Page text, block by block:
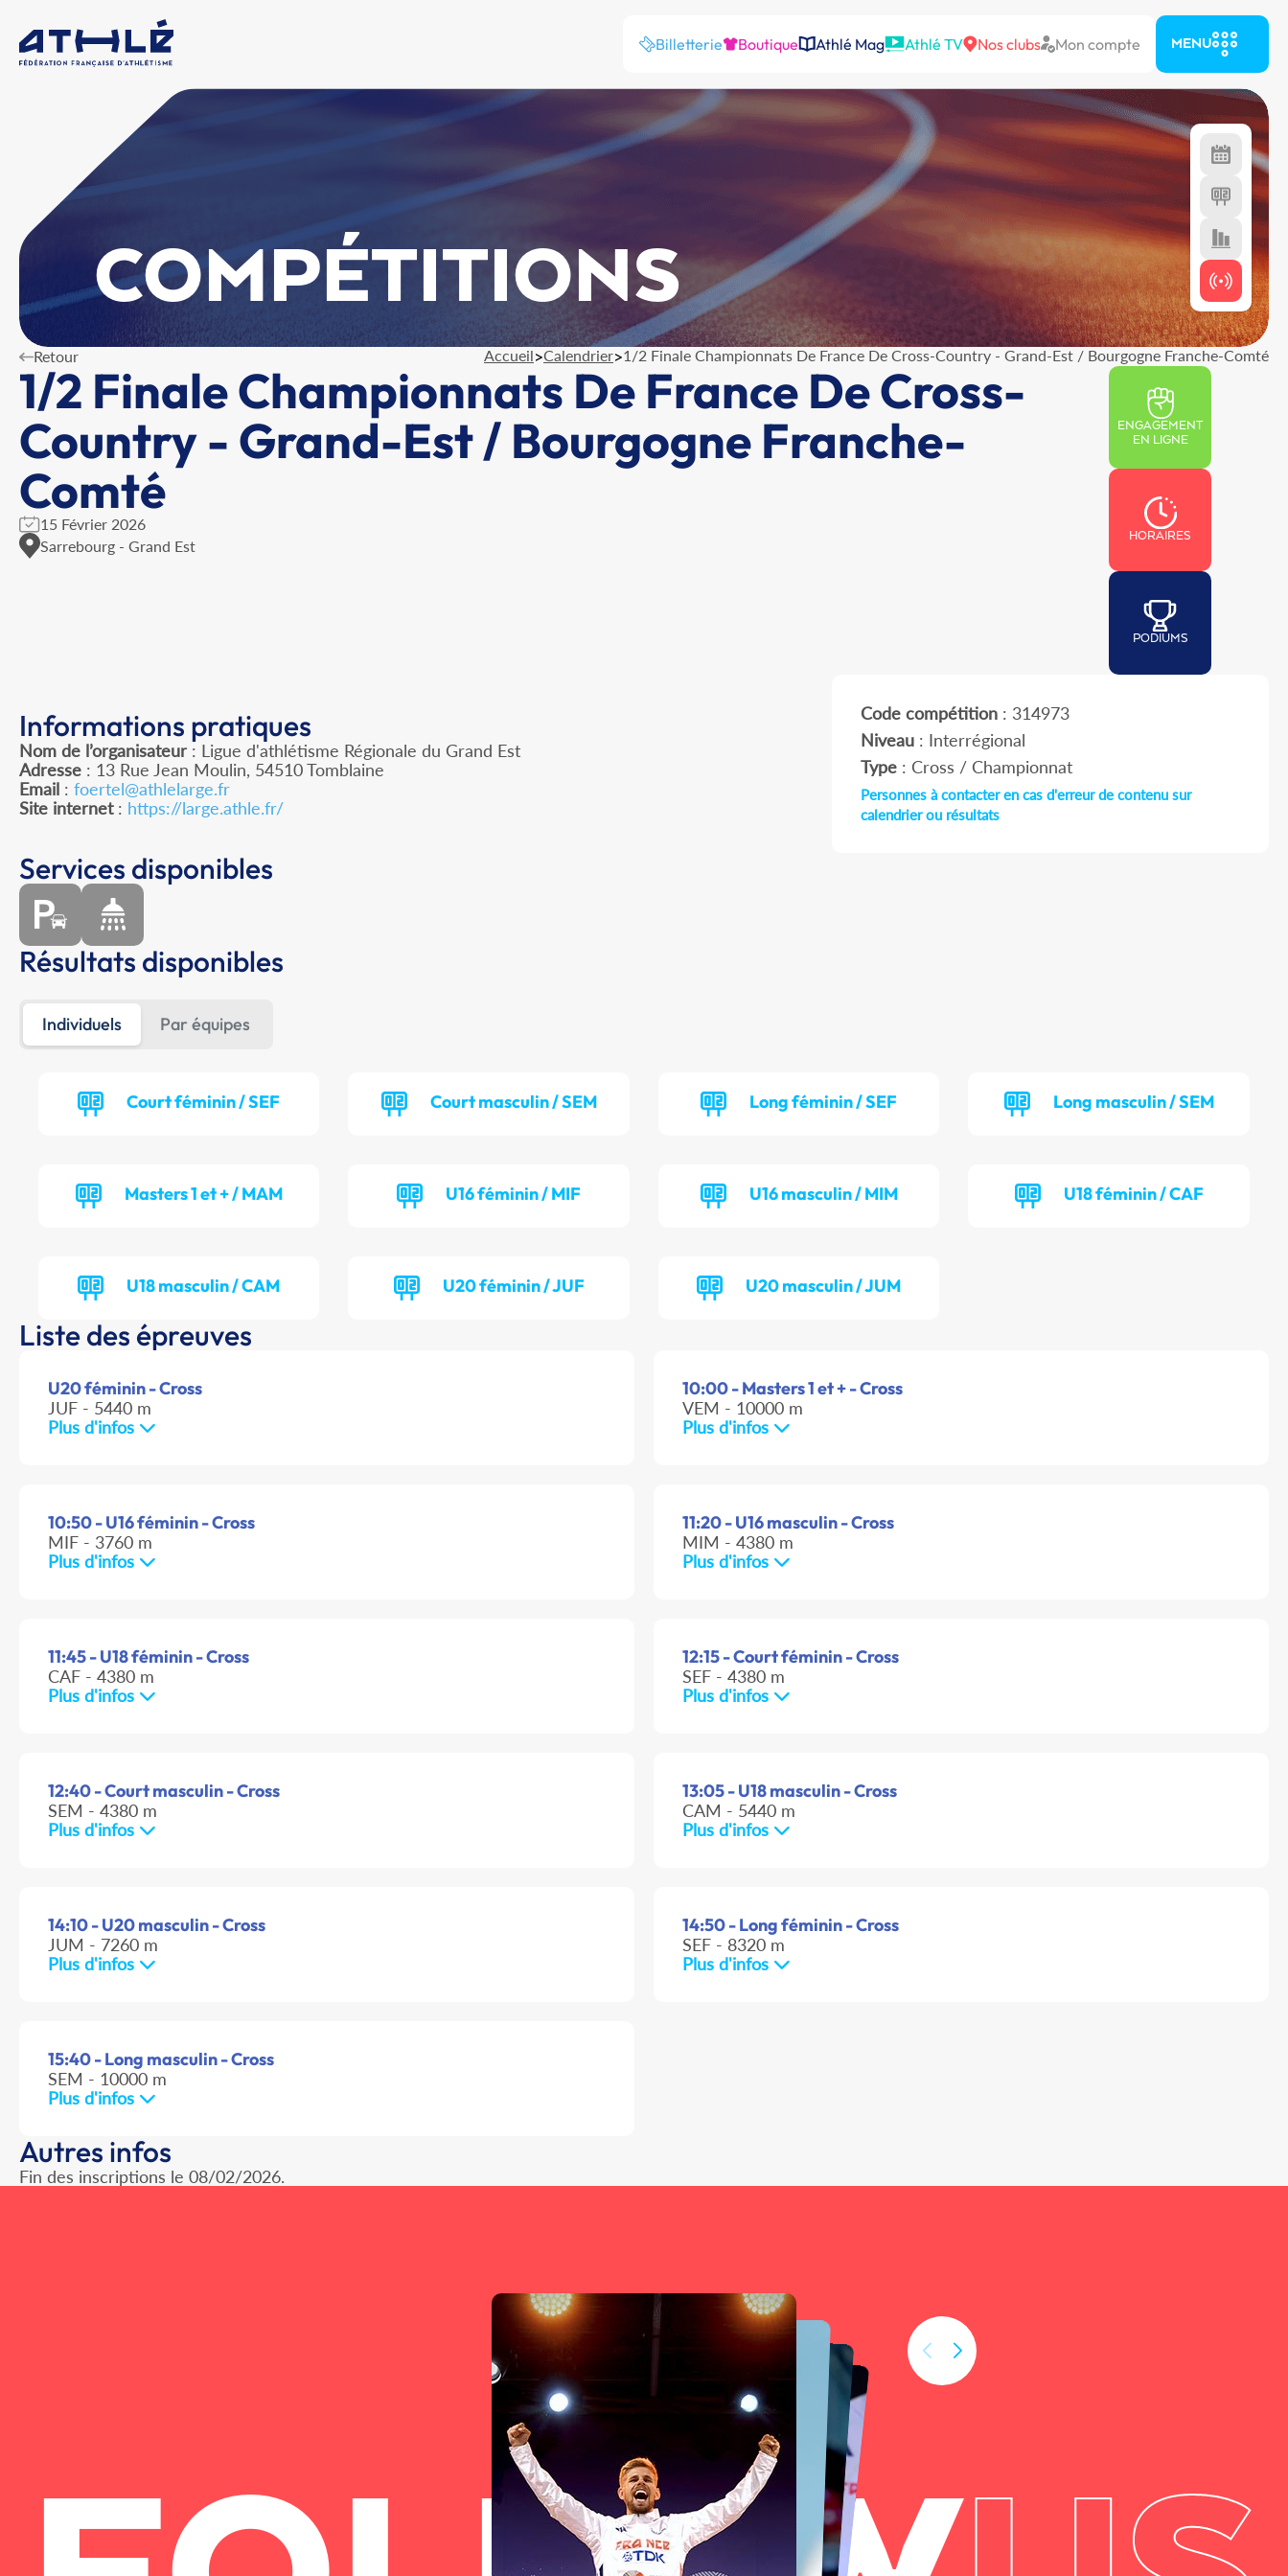
Billetterie Boutique Athlé Mag Athlé TV Nos clubs Mon compte MENU
COMPÉTITIONS
Retour Accueil>Calendrier>1/2 Finale Championnats De France De Cross-Country - Grand-Est / Bourgogne Franche-Comté
1/2 Finale Championnats De France De Cross-
Country - Grand-Est / Bourgogne Franche-
Comté
15 Février 2026
Sarrebourg - Grand Est
ENGAGEMENT
EN LIGNE
HORAIRES
PODIUMS
Informations pratiques
Nom de l’organisateur : Ligue d'athlétisme Régionale du Grand Est
Adresse : 13 Rue Jean Moulin, 54510 Tomblaine
Email : foertel@athlelarge.fr
Site internet: https://large.athle.fr/
Code compétition: 314973
Niveau: Interrégional
Type: Cross / Championnat
Personnes à contacter en cas d'erreur de contenu sur
calendrier ou résultats
Services disponibles
Résultats disponibles
Individuels Par équipes
Court féminin / SEF Court masculin / SEM Long féminin / SEF Long masculin / SEM
Masters 1 et + / MAM U16 féminin / MIF U16 masculin / MIM U18 féminin / CAF
U18 masculin / CAM U20 féminin / JUF U20 masculin / JUM
Liste des épreuves
U20 féminin - Cross
JUF - 5440 m
Plus d'infos
10:00 - Masters 1 et + - Cross
VEM - 10000 m
Plus d'infos
10:50 - U16 féminin - Cross
MIF - 3760 m
Plus d'infos
11:20 - U16 masculin - Cross
MIM - 4380 m
Plus d'infos
11:45 - U18 féminin - Cross
CAF - 4380 m
Plus d'infos
12:15 - Court féminin - Cross
SEF - 4380 m
Plus d'infos
12:40 - Court masculin - Cross
SEM - 4380 m
Plus d'infos
13:05 - U18 masculin - Cross
CAM - 5440 m
Plus d'infos
14:10 - U20 masculin - Cross
JUM - 7260 m
Plus d'infos
14:50 - Long féminin - Cross
SEF - 8320 m
Plus d'infos
15:40 - Long masculin - Cross
SEM - 10000 m
Plus d'infos
Autres infos
Fin des inscriptions le 08/02/2026.